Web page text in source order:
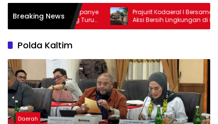
Breaking News
Turun
Prajurit Kodaeral I Bersama Warga Gelar
Aksi Bersih Lingkungan di Limau Manis
Polda Kaltim
Daerah